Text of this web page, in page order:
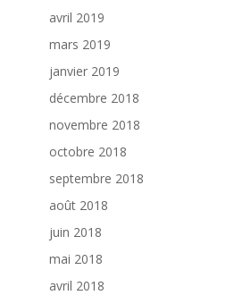
avril 2019
mars 2019
janvier 2019
décembre 2018
novembre 2018
octobre 2018
septembre 2018
août 2018
juin 2018
mai 2018
avril 2018